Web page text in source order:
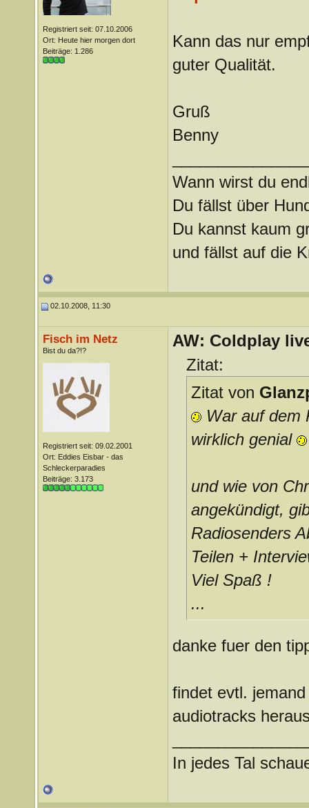
Registriert seit: 07.10.2006
Ort: Heute hier morgen dort
Beiträge: 1.286
Kann das nur
guter Qualität.
Gruß
Benny
Wann wirst du
Du fällst über
Du kannst kaum
und fällst auf die
02.10.2008, 11:30
Fisch im Netz
Bist du da?!?
Registriert seit: 09.02.2001
Ort: Eddies Eisbar - das
Schleckerparadies
Beiträge: 3.173
AW: Coldplay
Zitat:
Zitat von
War auf dem
wirklich genial
und wie von
angekündigt,
Radiosenders
Teilen +
Viel Spaß !
...
danke fuer den
findet evtl.
audiotracks
In jedes Tal